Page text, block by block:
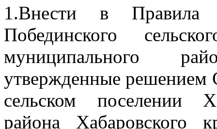
1.Внести в Правила
Побединского
муниципального
утвержденные решением
сельском поселении
района